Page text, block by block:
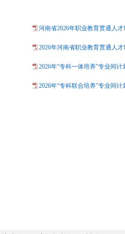
河南省2026年职业教育贯通人
2026年河南省职业教育贯通人
2026年“专科一体培养”专业间计
2026年“专科联合培养”专业间计